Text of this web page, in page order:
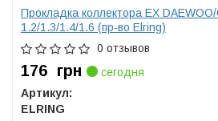
Прокладка коллектора EX DAEWOO/
1.2/1.3/1.4/1.6 (пр-во Elring)
0 отзывов
176 грн
сегодня
Артикул:
ELRING